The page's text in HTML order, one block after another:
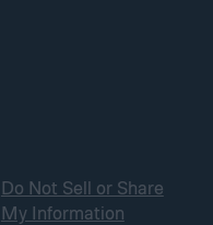
Do Not Sell or Share
My Information